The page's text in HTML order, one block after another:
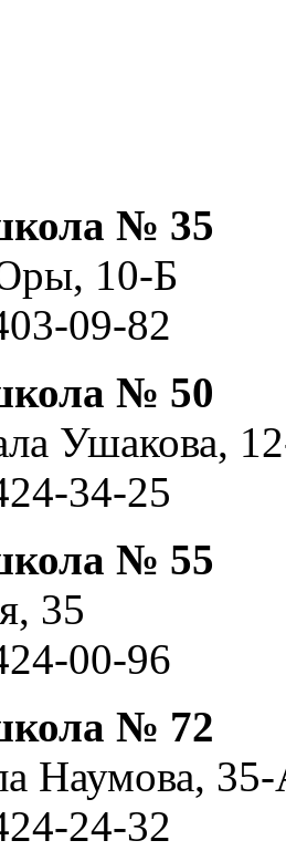
№ 35
10-Б
09-82
№ 50
Ушакова,
34-25
№ 55
35
00-96
№ 72
Наумова,
24-32